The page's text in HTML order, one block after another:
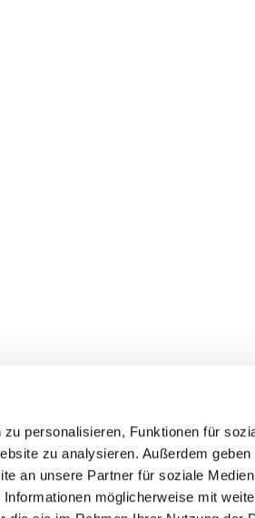
personalisieren, Funktionen für
zu analysieren. Außerdem geben
an unsere Partner für soziale
möglicherweise mit